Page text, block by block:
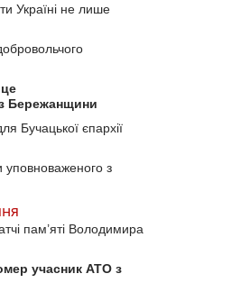
Україні не лише
Бережанщини
Бучацької єпархії
уповноваженого з
пам’яті Володимира
учасник АТО з